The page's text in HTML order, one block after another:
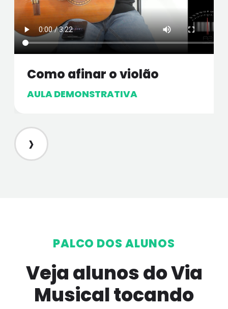
Como afinar o violão
AULA DEMONSTRATIVA
›
PALCO DOS ALUNOS
Veja alunos do Via
Musical tocando